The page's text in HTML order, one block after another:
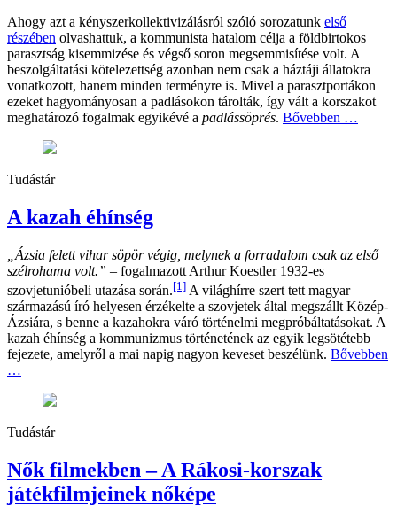
Ahogy azt a kényszerkollektivizálásról szóló sorozatunk első
részében olvashattuk, a kommunista hatalom célja a földbirtokos
parasztság kisemmizése és végső soron megsemmisítése volt. A
beszolgáltatási kötelezettség azonban nem csak a háztáji állatokra
vonatkozott, hanem minden terményre is. Mivel a parasztportákon
ezeket hagyományosan a padlásokon tárolták, így vált a korszakot
meghatározó fogalmak egyikévé a padlássöprés. Bővebben …
Tudástár
A kazah éhínség
Ázsia felett vihar söpör végig, melynek a forradalom csak az első
szélrohama volt.” – fogalmazott Arthur Koestler 1932-es
szovjetunióbeli utazása során.[1] A világhírre szert tett magyar
származású író helyesen érzékelte a szovjetek által megszállt Közép-
Ázsiára, s benne a kazahokra váró történelmi megpróbáltatásokat. A
kazah éhínség a kommunizmus történetének az egyik legsötétebb
fejezete, amelyről a mai napig nagyon keveset beszélünk. Bővebben
…
Tudástár
Nők filmekben – A Rákosi-korszak
játékfilmjeinek nőképe